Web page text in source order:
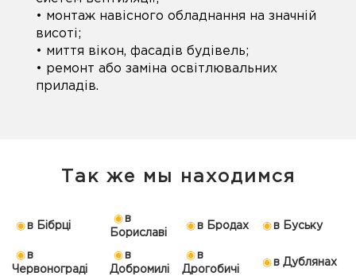
• монтаж навісного обладнання на значній
висоті;
• миття вікон, фасадів будівель;
• ремонт або заміна освітлювальних
приладів.
Так же мы находимся
в Бібрці
в
Бориславі
в Бродах в Буську
в
Червонограді
в
Добромилі
в
Дрогобичі
в Дублянах